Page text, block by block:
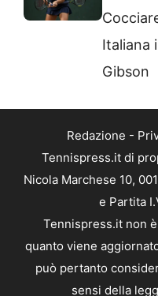
Italiana
Gibson
Redazione -
Tennispress.it di
Nicola Marchese 10,
e Partita
Tennispress.it non
quanto viene
può pertanto
sensi della